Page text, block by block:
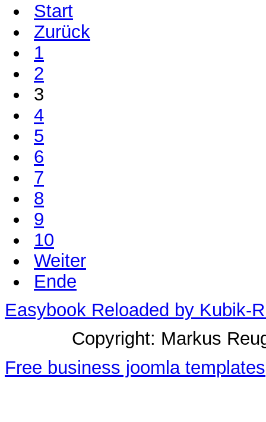
Start
Zurück
1
2
3
4
5
6
7
8
9
10
Weiter
Ende
Easybook Reloaded by Kubik-
Copyright: Markus
Free business joomla templates